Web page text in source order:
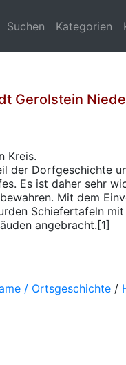
Suchen Kategorien
Gerolstein
Kreis.
der Dorfgeschichte
Es ist daher sehr
Mit dem
Schiefertafeln
angebracht.[1]
/ Ortsgeschichte /